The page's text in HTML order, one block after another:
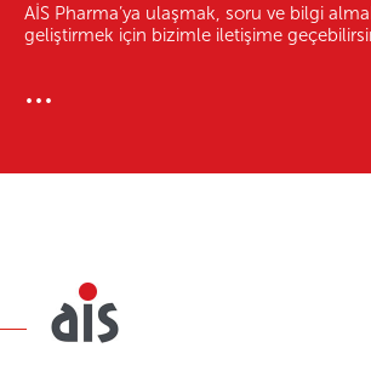
AİS Pharma’ya ulaşmak, soru ve bilgi
geliştirmek için bizimle iletişime
...